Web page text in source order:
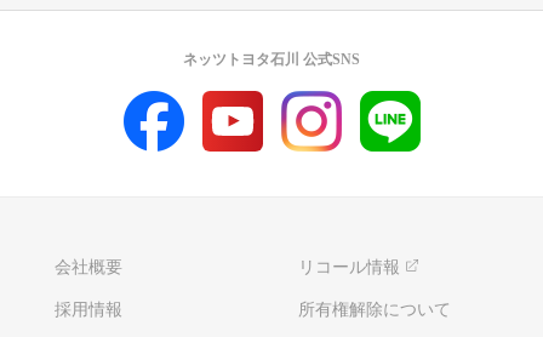
会社概要 リコール情報
採用情報 所有権解除について
ネッツトヨタ石川 公式SNS